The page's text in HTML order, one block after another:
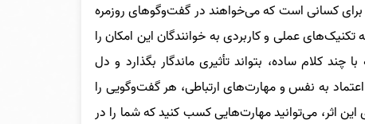
برای کسانی است که می‌خواهند در گفت‌وگوهای روزمره
عملی و کاربردی به خوانندگان این امکان را
کلام ساده، بتواند تأثیری ماندگار بگذارد و دل
به نفس و مهارت‌های ارتباطی، هر گفت‌وگویی را
اثر، می‌توانید مهارت‌هایی کسب کنید که شما را در